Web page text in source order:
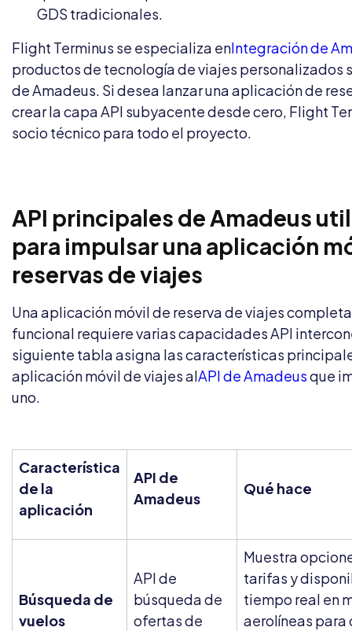
GDS tradicionales.
Flight Terminus se especializa enIntegración de
productos de tecnología de viajes personalizados
de Amadeus. Si desea lanzar una aplicación de
crear la capa API subyacente desde cero, Flight
socio técnico para todo el proyecto.
API principales de Amadeus
para impulsar una aplicación
reservas de viajes
Una aplicación móvil de reserva de viajes
funcional requiere varias capacidades API
siguiente tabla asigna las características
aplicación móvil de viajes alAPI de Amadeusque
uno.
Característica
de la
aplicación
API de
Amadeus
Qué hace
Búsqueda de
vuelos
API de
búsqueda de
ofertas de
Muestra
tarifas y
tiempo real en
aerolíneas para